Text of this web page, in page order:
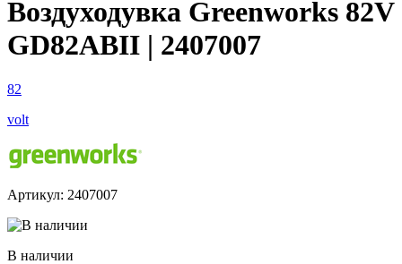
Воздуходувка Greenworks 82V
GD82ABII | 2407007
82
volt
Артикул: 2407007
В наличии